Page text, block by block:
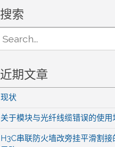
搜索
for:
近期文章
现状
关于模块与光纤线缆错误的使用
H3C串联防火墙改旁挂平滑割接